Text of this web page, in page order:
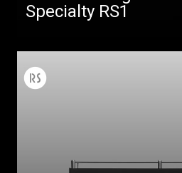
Specialty RS1